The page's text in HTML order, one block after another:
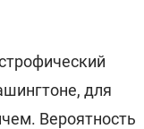
для
Вероятность